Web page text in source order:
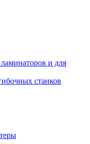
и для
станков